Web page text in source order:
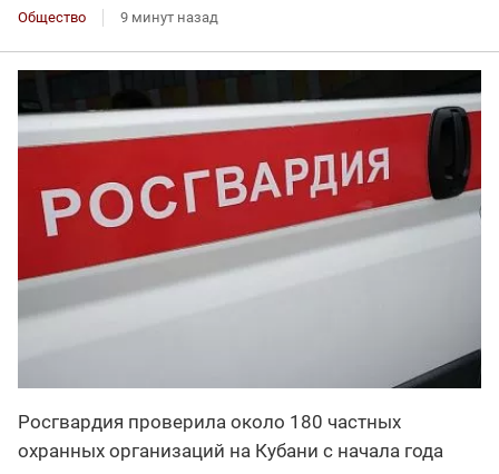
Общество 9 минут назад
Росгвардия проверила около 180 частных
охранных организаций на Кубани с начала года